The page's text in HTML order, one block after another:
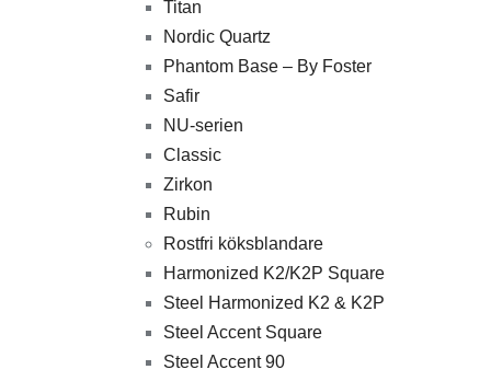
Titan
Nordic Quartz
Phantom Base – By Foster
Safir
NU-serien
Classic
Zirkon
Rubin
Rostfri köksblandare
Harmonized K2/K2P Square
Steel Harmonized K2 & K2P
Steel Accent Square
Steel Accent 90